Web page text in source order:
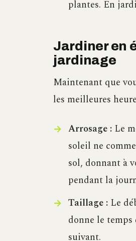
plantes. En
Jardiner en
jardinage
Maintenant que
les meilleures
Arrosage :Le
soleil ne
sol, donnant à
pendant la
Taillage :Le
donne le temps
suivant.